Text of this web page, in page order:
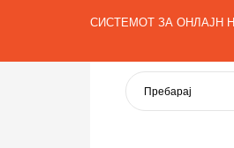
СИСТЕМОТ ЗА ОНЛАЈН
Македонски